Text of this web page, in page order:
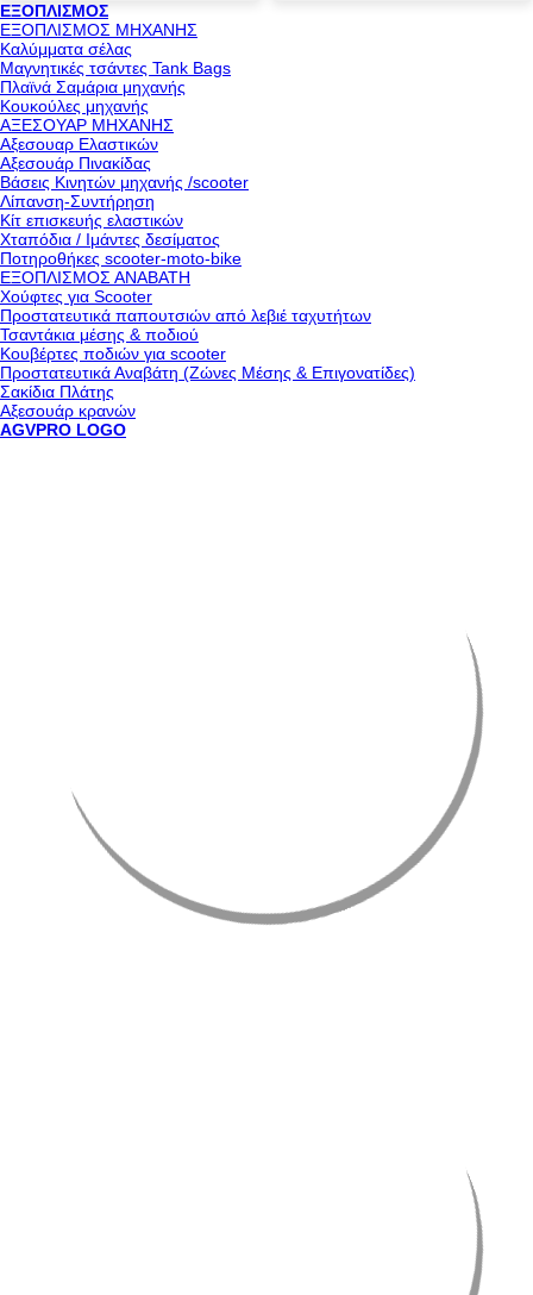
ΕΞΟΠΛΙΣΜΟΣ
ΕΞΟΠΛΙΣΜΟΣ ΜΗΧΑΝΗΣ
Καλύμματα σέλας
Μαγνητικές τσάντες Tank Bags
Πλαϊνά Σαμάρια μηχανής
Κουκούλες μηχανής
ΑΞΕΣΟΥΑΡ ΜΗΧΑΝΗΣ
Αξεσουαρ Ελαστικών
Αξεσουάρ Πινακίδας
Βάσεις Κινητών μηχανής /scooter
Λίπανση-Συντήρηση
Κίτ επισκευής ελαστικών
Χταπόδια / Ιμάντες δεσίματος
Ποτηροθήκες scooter-moto-bike
ΕΞΟΠΛΙΣΜΟΣ ΑΝΑΒΑΤΗ
Χούφτες για Scooter
Προστατευτικά παπουτσιών από λεβιέ ταχυτήτων
Τσαντάκια μέσης & ποδιού
Κουβέρτες ποδιών για scooter
Προστατευτικά Αναβάτη (Ζώνες Μέσης & Επιγονατίδες)
Σακίδια Πλάτης
Αξεσουάρ κρανών
AGVPRO LOGO